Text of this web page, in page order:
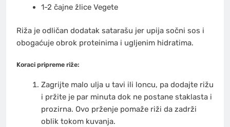
1-2 čajne žlice Vegete
Riža je odličan dodatak satarašu jer upija sočni sos i
obogaćuje obrok proteinima i ugljenim hidratima.
Koraci pripreme riže:
Zagrijte malo ulja u tavi ili loncu, pa dodajte rižu
i pržite je par minuta dok ne postane staklasta i
prozirna. Ovo prženje pomaže riži da zadrži
oblik tokom kuvanja.